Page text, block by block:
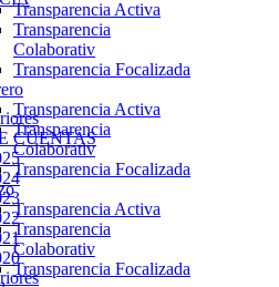
Transparencia Activa
Transparencia
Colaborativ
Transparencia Focalizada
Transparencia Activa
Transparencia
Colaborativ
Transparencia Focalizada
Transparencia Activa
Transparencia
Colaborativ
Transparencia Focalizada
CUENTAS